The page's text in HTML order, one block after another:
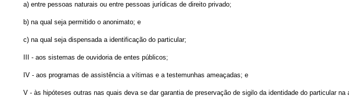
a) entre pessoas naturais ou entre pessoas jurídicas de direito privado;
b) na qual seja permitido o anonimato; e
c) na qual seja dispensada a identificação do particular;
III - aos sistemas de ouvidoria de entes públicos;
IV - aos programas de assistência a vítimas e a testemunhas ameaçadas; e
V - às hipóteses outras nas quais deva se dar garantia de preservação de sigilo da identidade do particular na